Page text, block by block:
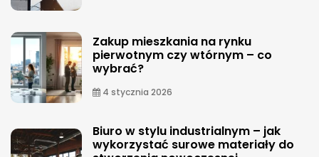
Zakup mieszkania na rynku
pierwotnym czy wtórnym – co
wybrać?
4 stycznia 2026
Biuro w stylu industrialnym – jak
wykorzystać surowe materiały do